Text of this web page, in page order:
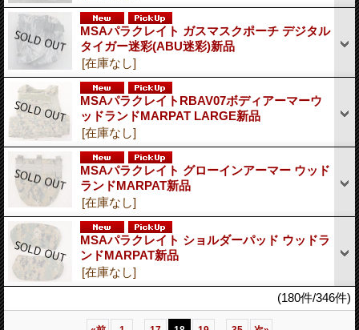
MSAパラクレイト ガスマスクポーチ デジタル
タイガー迷彩(ABU迷彩)新品
[在庫なし]
MSAパラクレイトRBAV07ボディアーマーウ
ッドランドMARPAT LARGE新品
[在庫なし]
MSAパラクレイト グローインアーマー ウッド
ランドMARPAT新品
[在庫なし]
MSAパラクレイト ショルダーパッド ウッドラ
ンドMARPAT新品
[在庫なし]
(180件/346件)